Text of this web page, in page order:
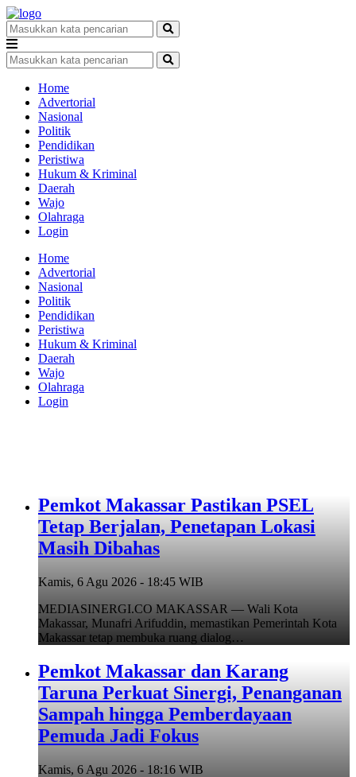
Home
Advertorial
Nasional
Politik
Pendidikan
Peristiwa
Hukum & Kriminal
Daerah
Wajo
Olahraga
Login
Home
Advertorial
Nasional
Politik
Pendidikan
Peristiwa
Hukum & Kriminal
Daerah
Wajo
Olahraga
Login
Pemkot Makassar Pastikan PSEL
Tetap Berjalan, Penetapan Lokasi
Masih Dibahas
Kamis, 6 Agu 2026 - 18:45 WIB
MEDIASINERGI.CO MAKASSAR — Wali Kota
Makassar, Munafri Arifuddin, memastikan Pemerintah Kota
Makassar tetap membuka ruang dialog…
Pemkot Makassar dan Karang
Taruna Perkuat Sinergi, Penanganan
Sampah hingga Pemberdayaan
Pemuda Jadi Fokus
Kamis, 6 Agu 2026 - 18:16 WIB